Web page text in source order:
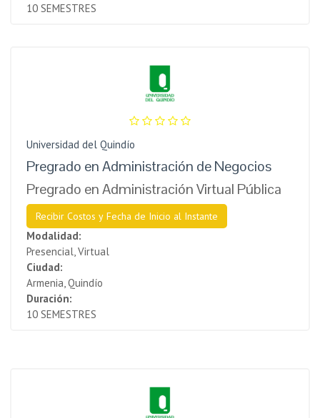
10 SEMESTRES
Universidad del Quindío
Pregrado en Administración de Negocios
Pregrado en Administración Virtual Pública
Recibir Costos y Fecha de Inicio al Instante
Modalidad:
Presencial, Virtual
Ciudad:
Armenia, Quindío
Duración:
10 SEMESTRES